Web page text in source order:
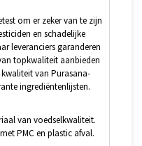
om er zeker van te zijn
en schadelijke
leveranciers garanderen
topkwaliteit aanbieden
van Purasana-
ingrediëntenlijsten.
van voedselkwaliteit.
PMC en plastic afval.